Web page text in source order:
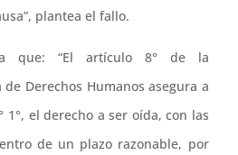
plantea el fallo.
que: “El artículo 8° de la
Derechos Humanos asegura a
1°, el derecho a ser oída, con las
de un plazo razonable, por